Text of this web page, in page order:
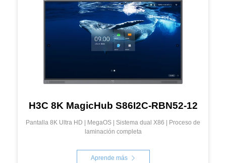
H3C 8K MagicHub S86I2C-RBN52-12
Pantalla 8K Ultra HD | MegaOS | Sistema dual X86 | Proceso de
laminación completa
Aprende más